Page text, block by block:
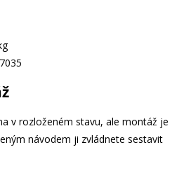
v rozloženém stavu, ale montáž je
návodem ji zvládnete sestavit